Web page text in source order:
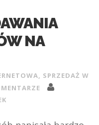
NA
, SPRZEDAŻ W